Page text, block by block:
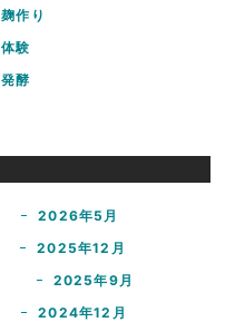
麹作り
体験
発酵
2026年5月
2025年12月
2025年9月
2024年12月